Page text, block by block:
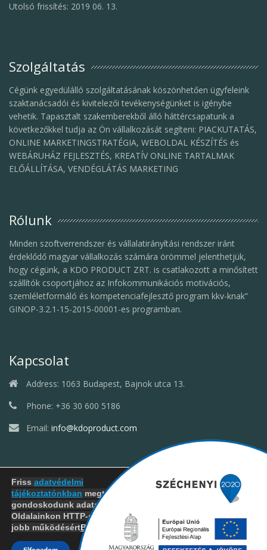
Utolsó frissítés: 2019 06. 13.
Szolgáltatás
Cégünk egyedülálló szolgáltatásának köszönhetően ügyfeleink
szaktanácsadói és kivitelezői tevékenységünket is igénybe
vehetik. Tapasztalt szakemberekből álló háttércsapatunk a
következőkkel tudja az Ön vállalkozását segíteni: PIACKUTATÁS,
ONLINE MARKETINGSTRATÉGIA, WEBOLDAL KÉSZÍTÉS és
WEBÁRUHÁZ FEJLESZTÉS, KREATÍV ONLINE TARTALMAK
ELŐÁLLÍTÁSA, VENDÉGLÁTÁS MARKETING
Rólunk
Minden szoftverrendszer és vállalatirányítási rendszer iránt
érdeklődő magyar vállalkozás számára örömmel jelenthetjük,
hogy cégünk, a KDO PRODUCT ZRT. is csatlakozott a minősített
szállítók csoportjához az Infokommunikációs motivációs,
szemléletformáló és kompetenciafejlesztő program kkv-knak”
GINOP-3.2.1-15-2015-00001-es programban.
Kapcsolat
Address: 1063 Budapest, Bajnok utca 13.
Phone: +36 30 600 5186
Email: info@kdoproduct.com
KDO Product Zártkörűen működő Részvénytársaság -Adatvédelmi
Friss adatvédelmi
tájékoztatónkban megtalálod, hogyan
gondoskodunk adataid védelméről.
Oldalainkon HTTP-sütiket használunk a
jobb működésértBeállítások.